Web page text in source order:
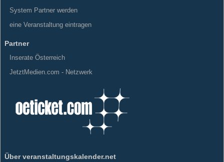
System Partner werden
eine Veranstaltung eintragen
Partner
Inserate Österreich
JetztMedien.com - Netzwerk
Über veranstaltungskalender.net